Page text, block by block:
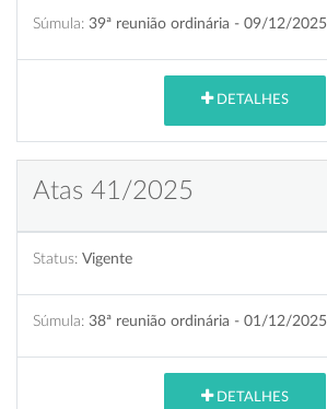
Súmula: 39ª reunião ordinária - 09/12/2025
DETALHES
Atas 41/2025
Status: Vigente
Súmula: 38ª reunião ordinária - 01/12/2025
DETALHES